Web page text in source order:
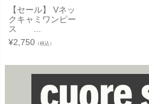
【セール】 Vネッ
クキャミワンピー
ス ...
¥2,750 （税込）